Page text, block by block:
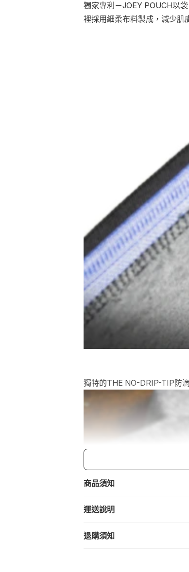
獨家專利－JOEY POUCH以
裡採用細柔布料製成，減少肌
獨特的THE NO-DRIP-TIP防
商品須知
運送說明
退購須知